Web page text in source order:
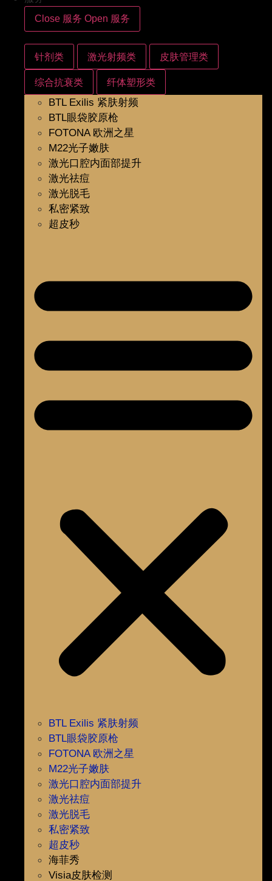
Close 服务 Open 服务
针剂类 激光射频类 皮肤管理类
综合抗衰类 纤体塑形类
BTL Exilis 紧肤射频
BTL眼袋胶原枪
FOTONA 欧洲之星
M22光子嫩肤
激光口腔内面部提升
激光祛痘
激光脱毛
私密紧致
超皮秒
BTL Exilis 紧肤射频
BTL眼袋胶原枪
FOTONA 欧洲之星
M22光子嫩肤
激光口腔内面部提升
激光祛痘
激光脱毛
私密紧致
超皮秒
海菲秀
Visia皮肤检测